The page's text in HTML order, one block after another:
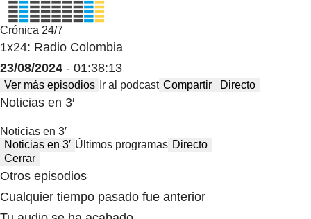
Crónica 24/7
1x24: Radio Colombia
23/08/2024 - 01:38:13
Ver más episodios Ir al podcast Compartir Directo
Noticias en 3′
Noticias en 3′
Noticias en 3′ Últimos programas Directo
Cerrar
Otros episodios
Cualquier tiempo pasado fue anterior